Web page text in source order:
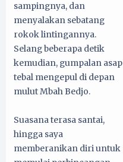
sampingnya, dan
menyalakan sebatang
rokok lintingannya.
Selang beberapa detik
kemudian, gumpalan asap
tebal mengepul di depan
mulut Mbah Bedjo.
Suasana terasa santai,
hingga saya
memberanikan diri untuk